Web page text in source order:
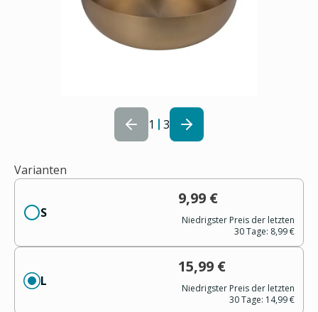
1 3
Varianten
S
9,99 €
Niedrigster Preis der letzten
30 Tage: 8,99 €
L
15,99 €
Niedrigster Preis der letzten
30 Tage: 14,99 €